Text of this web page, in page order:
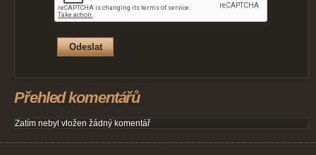
Přehled komentářů
Zatím nebyl vložen žádný komentář